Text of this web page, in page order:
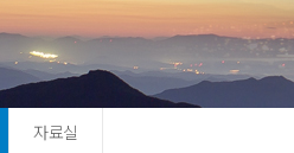
자료실